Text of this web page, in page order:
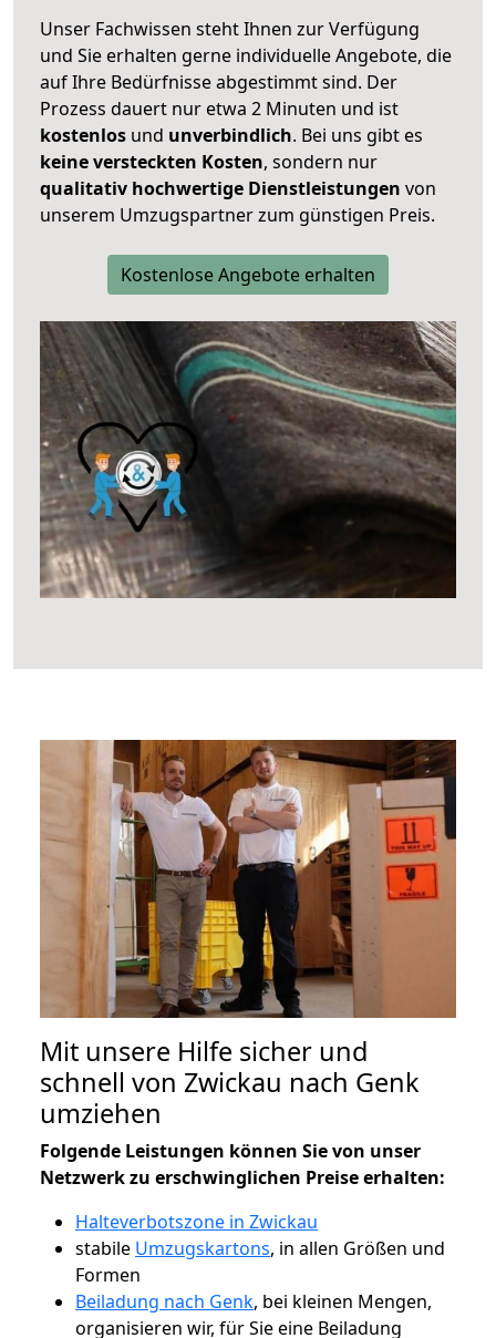
Unser Fachwissen steht Ihnen zur Verfügung
und Sie erhalten gerne individuelle Angebote, die
auf Ihre Bedürfnisse abgestimmt sind. Der
Prozess dauert nur etwa 2 Minuten und ist
kostenlos und unverbindlich. Bei uns gibt es
keine versteckten Kosten, sondern nur
qualitativ hochwertige Dienstleistungen von
unserem Umzugspartner zum günstigen Preis.
Kostenlose Angebote erhalten
Mit unsere Hilfe sicher und
schnell von Zwickau nach Genk
umziehen
Folgende Leistungen können Sie von unser
Netzwerk zu erschwinglichen Preise erhalten:
Halteverbotszone in Zwickau
stabile Umzugskartons, in allen Größen und
Formen
Beiladung nach Genk, bei kleinen Mengen,
organisieren wir, für Sie eine Beiladung